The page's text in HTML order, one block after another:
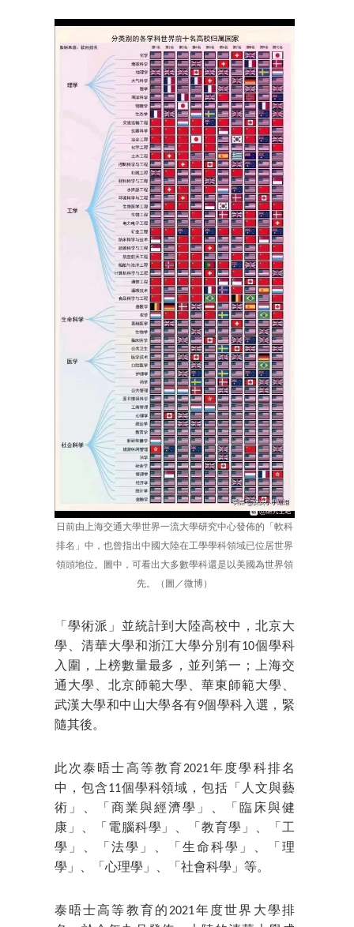
日前由上海交通大學世界一流大學研究中心發佈的「軟科
排名」中，也曾指出中國大陸在工學學科領域已位居世界
領頭地位。圖中，可看出大多數學科還是以美國為世界領
先。（圖／微博）
「學術派」並統計到大陸高校中，北京大
學、清華大學和浙江大學分別有10個學科
入圍，上榜數量最多，並列第一；上海交
通大學、北京師範大學、華東師範大學、
武漢大學和中山大學各有9個學科入選，緊
隨其後。
此次泰晤士高等教育2021年度學科排名
中，包含11個學科領域，包括「人文與藝
術」、「商業與經濟學」、「臨床與健
康」、「電腦科學」、「教育學」、「工
學」、「法學」、「生命科學」、「理
學」、「心理學」、「社會科學」等。
泰晤士高等教育的2021年度世界大學排